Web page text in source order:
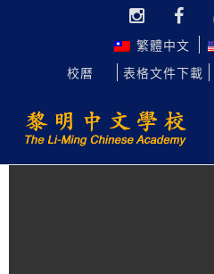
繁體中文
校曆
表格文件下載